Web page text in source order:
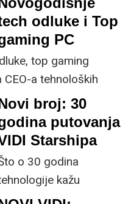
55" i 65", te OLED,
mini LED i QLED
odluke i Top
PC
top gaming
a tehnoloških
hardvera u
broj: 30
putovanja
Starshipa
o 30 godina
kažu
30